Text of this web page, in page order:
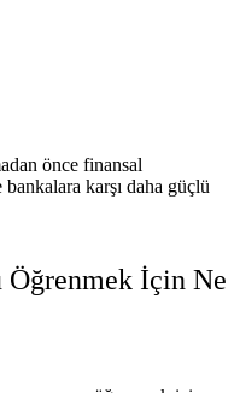
önce finansal
karşı daha güçlü
Öğrenmek İçin Ne